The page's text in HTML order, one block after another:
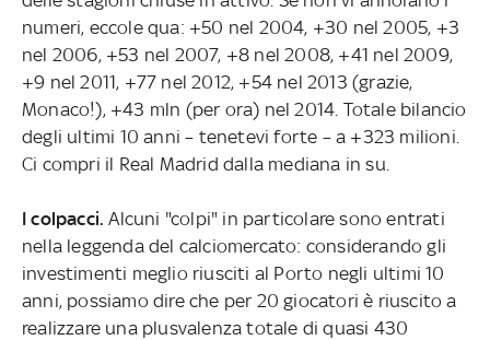
numeri, eccole qua: +50 nel 2004, +30 nel 2005, +3
nel 2006, +53 nel 2007, +8 nel 2008, +41 nel 2009,
+9 nel 2011, +77 nel 2012, +54 nel 2013 (grazie,
Monaco!), +43 mln (per ora) nel 2014. Totale bilancio
degli ultimi 10 anni – tenetevi forte – a +323 milioni.
Ci compri il Real Madrid dalla mediana in su.
I colpacci. Alcuni "colpi" in particolare sono entrati
nella leggenda del calciomercato: considerando gli
investimenti meglio riusciti al Porto negli ultimi 10
anni, possiamo dire che per 20 giocatori è riuscito a
realizzare una plusvalenza totale di quasi 430